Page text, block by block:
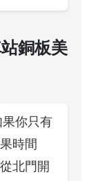
銅板美
你只有
時間
北門開